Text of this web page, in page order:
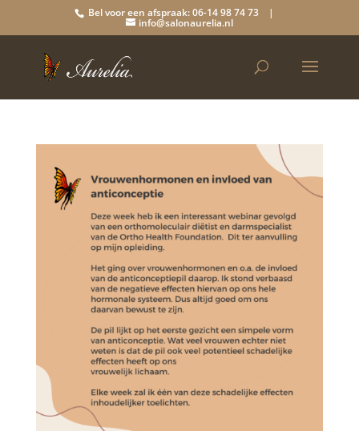
Bel voor een afspraak: 06-14 98 74 73 |
info@salonaurelia.nl